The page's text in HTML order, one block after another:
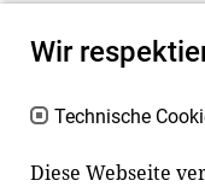
Wir
Technische
Diese Webseite